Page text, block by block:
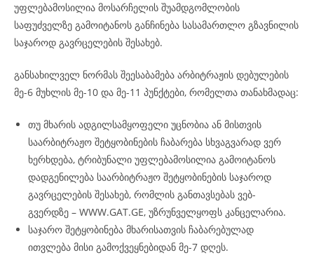
უფლებამოსილია მოსარჩელის შუამდგომლობის
საფუძველზე გამოიტანოს განჩინება სასამართლო გზავნილის
საჯაროდ გავრცელების შესახებ.
განსახილველ ნორმას შეესაბამება არბიტრაჟის დებულების
მე-6 მუხლის მე-10 და მე-11 პუნქტები, რომელთა თანახმადაც:
თუ მხარის ადგილსამყოფელი უცნობია ან მისთვის
საარბიტრაჟო შეტყობინების ჩაბარება სხვაგვარად ვერ
ხერხდება, ტრიბუნალი უფლებამოსილია გამოიტანოს
დადგენილება საარბიტრაჟო შეტყობინების საჯაროდ
გავრცელების შესახებ, რომლის განთავსებას ვებ-
გვერდზე – WWW.GAT.GE, უზრუნველყოფს კანცელარია.
საჯარო შეტყობინება მხარისათვის ჩაბარებულად
ითვლება მისი გამოქვეყნებიდან მე-7 დღეს.